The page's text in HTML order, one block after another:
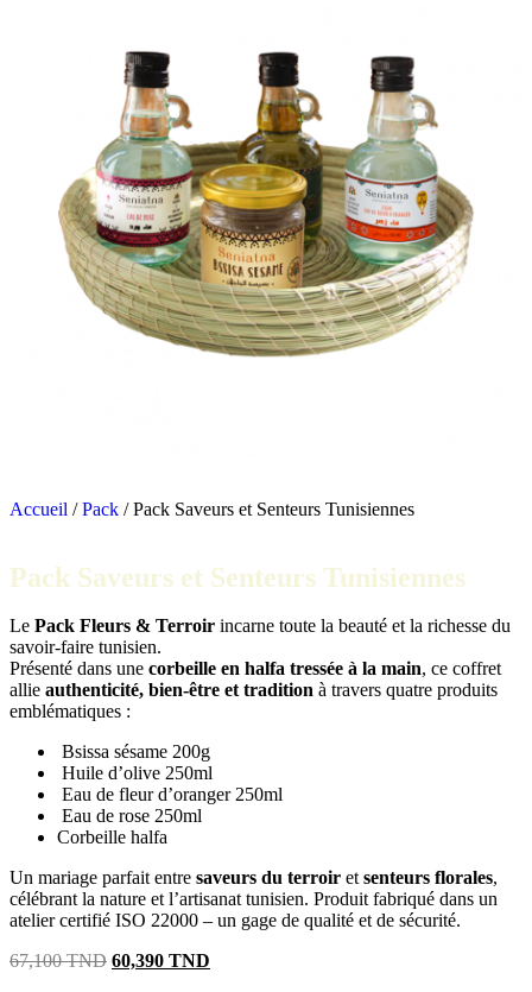
Accueil /Pack / Pack Saveurs et Senteurs Tunisiennes
Pack Saveurs et Senteurs Tunisiennes
Le Pack Fleurs & Terroir incarne toute la beauté et la richesse du
savoir-faire tunisien.
Présenté dans une corbeille en halfa tressée à la main, ce coffret
allie authenticité, bien-être et tradition à travers quatre produits
emblématiques :
Bsissa sésame 200g
Huile d’olive 250ml
Eau de fleur d’oranger 250ml
Eau de rose 250ml
Corbeille halfa
Un mariage parfait entre saveurs du terroir et senteurs florales,
célébrant la nature et l’artisanat tunisien. Produit fabriqué dans un
atelier certifié ISO 22000 – un gage de qualité et de sécurité.
67,100TND 60,390 TND